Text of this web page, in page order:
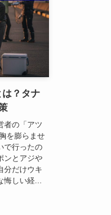
は？タナ
者の「アツ
を膨らませ
で行ったの
ンとアジや
分だけウキ
しい経...